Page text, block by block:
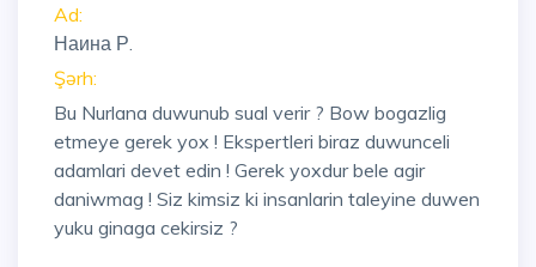
Ad:
Наина Р.
Şərh:
Bu Nurlana duwunub sual verir ? Bow bogazlig
etmeye gerek yox ! Ekspertleri biraz duwunceli
adamlari devet edin ! Gerek yoxdur bele agir
daniwmag ! Siz kimsiz ki insanlarin taleyine duwen
yuku ginaga cekirsiz ?